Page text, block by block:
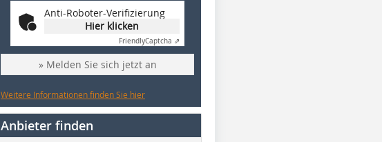
Anti-Roboter-Verifizierung
Hier klicken
FriendlyCaptcha ⇗
» Melden Sie sich jetzt an
Weitere Informationen finden Sie hier
Anbieter finden